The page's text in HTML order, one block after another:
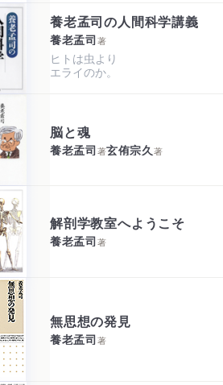
養老孟司の人間科学講義
養老孟司著
ヒトは虫より
エライのか。
脳と魂
養老孟司著玄侑宗久著
解剖学教室へようこそ
養老孟司著
無思想の発見
養老孟司著